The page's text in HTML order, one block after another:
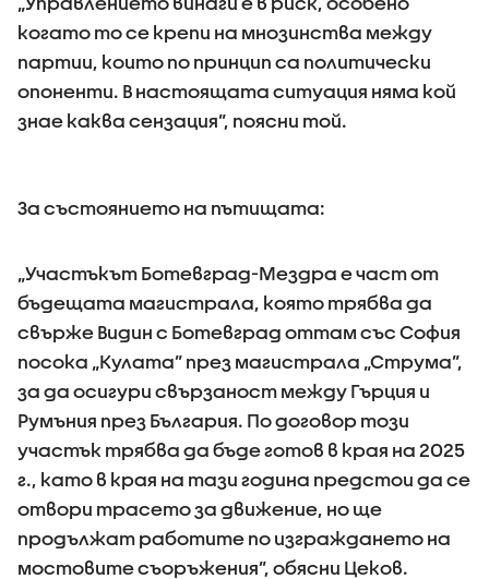
когато то се крепи на мнозинства между
партии, които по принцип са политически
опоненти. В настоящата ситуация няма кой
знае каква сензация”, поясни той.
За състоянието на пътищата:
„Участъкът Ботевград-Мездра е част от
бъдещата магистрала, която трябва да
свърже Видин с Ботевград оттам със София
посока „Кулата” през магистрала „Струма”,
за да осигури свързаност между Гърция и
Румъния през България. По договор този
участък трябва да бъде готов в края на 2025
г., като в края на тази година предстои да се
отвори трасето за движение, но ще
продължат работите по изграждането на
мостовите съоръжения”, обясни Цеков.